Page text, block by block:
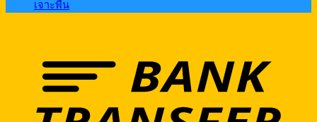
เจาะพื้น